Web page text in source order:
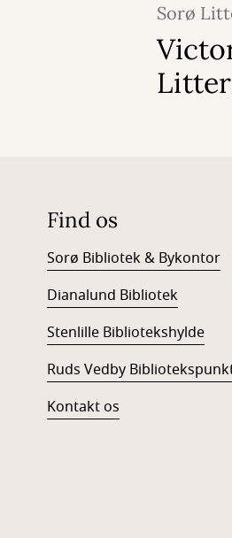
Sorø
Find os
Sorø Bibliotek & Bykontor
Dianalund Bibliotek
Stenlille Bibliotekshylde
Ruds Vedby
Kontakt os